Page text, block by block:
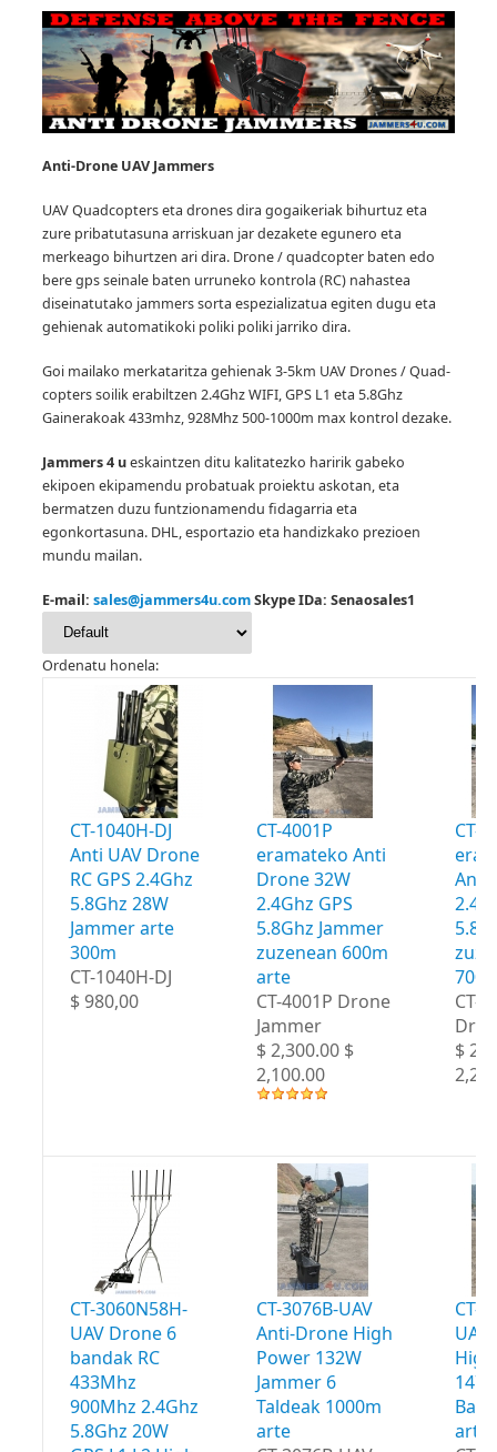
Anti-Drone UAV Jammers
UAV Quadcopters eta drones dira gogaikeriak bihurtuz eta
zure pribatutasuna arriskuan jar dezakete egunero eta
merkeago bihurtzen ari dira. Drone / quadcopter baten edo
bere gps seinale baten urruneko kontrola (RC) nahastea
diseinatutako jammers sorta espezializatua egiten dugu eta
gehienak automatikoki poliki poliki jarriko dira.
Goi mailako merkataritza gehienak 3-5km UAV Drones / Quad-
copters soilik erabiltzen 2.4Ghz WIFI, GPS L1 eta 5.8Ghz
Gainerakoak 433mhz, 928Mhz 500-1000m max kontrol dezake.
Jammers 4 ueskaintzen ditu kalitatezko haririk gabeko
ekipoen ekipamendu probatuak proiektu askotan, eta
bermatzen duzu funtzionamendu fidagarria eta
egonkortasuna. DHL, esportazio eta handizkako prezioen
mundu mailan.
E-mail: sales@jammers4u.comSkype IDa: Senaosales1
Ordenatu honela:
CT-1040H-DJ
Anti UAV Drone
RC GPS 2.4Ghz
5.8Ghz 28W
Jammer arte
300m
CT-1040H-DJ
$ 980,00
CT-4001P
eramateko Anti
Drone 32W
2.4Ghz GPS
5.8Ghz Jammer
zuzenean 600m
arte
CT-4001P Drone
Jammer
$ 2,300.00 $
2,100.00
CT-
Anti
CT-
$
CT-3060N58H-
UAV Drone 6
bandak RC
433Mhz
900Mhz 2.4Ghz
5.8Ghz 20W
CT-3076B-UAV
Anti-Drone High
Power 132W
Jammer 6
Taldeak 1000m
arte
CT-
arte